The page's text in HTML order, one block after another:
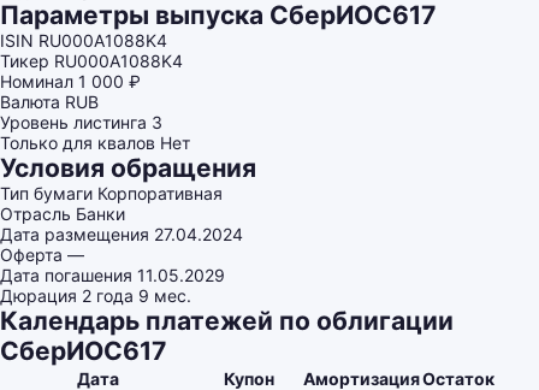
Параметры выпуска СберИОС617
ISIN RU000A1088K4
Тикер RU000A1088K4
Номинал 1 000 ₽
Валюта RUB
Уровень листинга 3
Только для квалов Нет
Условия обращения
Тип бумаги Корпоративная
Отрасль Банки
Дата размещения 27.04.2024
Оферта —
Дата погашения 11.05.2029
Дюрация 2 года 9 мес.
Календарь платежей по облигации
СберИОС617
Дата Купон АмортизацияОстаток